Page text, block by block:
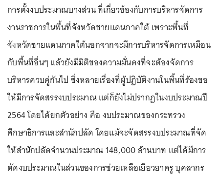
การตั้งงบประมาณบางส่วน ที่เกี่ยวข้องกับการบริหารจัดการ
งานราชการในพื้นที่จังหวัดชายแดนภาคใต้ เพราะพื้นที่
จังหวัดชายแดนภาคใต้นอกจากจะมีการบริหารจัดการเหมือน
กับพื้นที่อื่นๆ แล้วยังมีมิติของความมั่นคงที่จะต้องจัดการ
บริหารควบคู่กันไป ซึ่งหลายเรื่องที่ผู้ปฏิบัติงานในพื้นที่ร้องขอ
ให้มีการจัดสรรงบประมาณ แต่ก็ยังไม่ปรากฏในงบประมาณปี
2564 โดยได้ยกตัวอย่าง คือ งบประมาณของกระทรวง
ศึกษาธิการและสำนักปลัด โดยแม้จะจัดสรรงบประมาณที่จัด
ให้สำนักปลัดจำนวนประมาณ 148,000 ล้านบาท แต่ได้มีการ
ตัดงบประมาณในส่วนของการช่วยเหลือเยียวยาครู บุคลากร